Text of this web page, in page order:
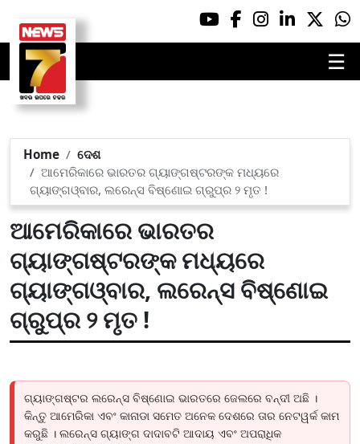
☰
Home
ଦେଶ
ଆମେରିକାରେ ଭାରତର ଗ୍ୟାଙ୍ଗଷ୍ଟରଙ୍କ ମଧ୍ୟରେ
ଗ୍ୟାଙ୍ଗଓ୍ବାର, ଲରେନ୍ସ ବିଷ୍ଣୋଇ ଗ୍ରୁପ୍‌ର ୨ ମୃତ !
ଆମେରିକାରେ ଭାରତର
ଗ୍ୟାଙ୍ଗଷ୍ଟରଙ୍କ ମଧ୍ୟରେ
ଗ୍ୟାଙ୍ଗଓ୍ବାର, ଲରେନ୍ସ ବିଷ୍ଣୋଇ
ଗ୍ରୁପ୍‌ର ୨ ମୃତ !
ଗ୍ୟାଙ୍ଗଷ୍ଟର ଲରେନ୍ସ ବିଷ୍ଣୋଇ ଭାରତରେ ଜେଲରେ ବନ୍ଦୀ ଅଛି ।
କିନ୍ତୁ ଆମେରିକା ଏବଂ କାନାଡା ସମେତ ଅନେକ ଦେଶରେ ତାର ନେଟୱର୍କ କାମ
କରୁଛି । ଲରେନ୍ସ ଗ୍ୟାଙ୍ଗ ଦାଦାବଟି ଆଦାୟ ଏବଂ ଅପରାଧିକ